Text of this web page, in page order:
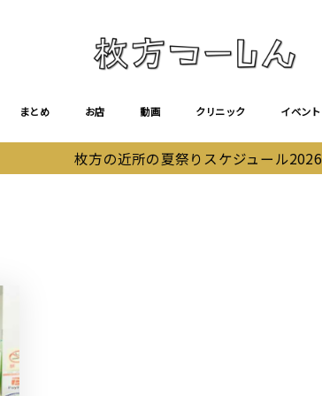
まとめ お店 動画 クリニック イベント
枚方の近所の夏祭りスケジュール2026